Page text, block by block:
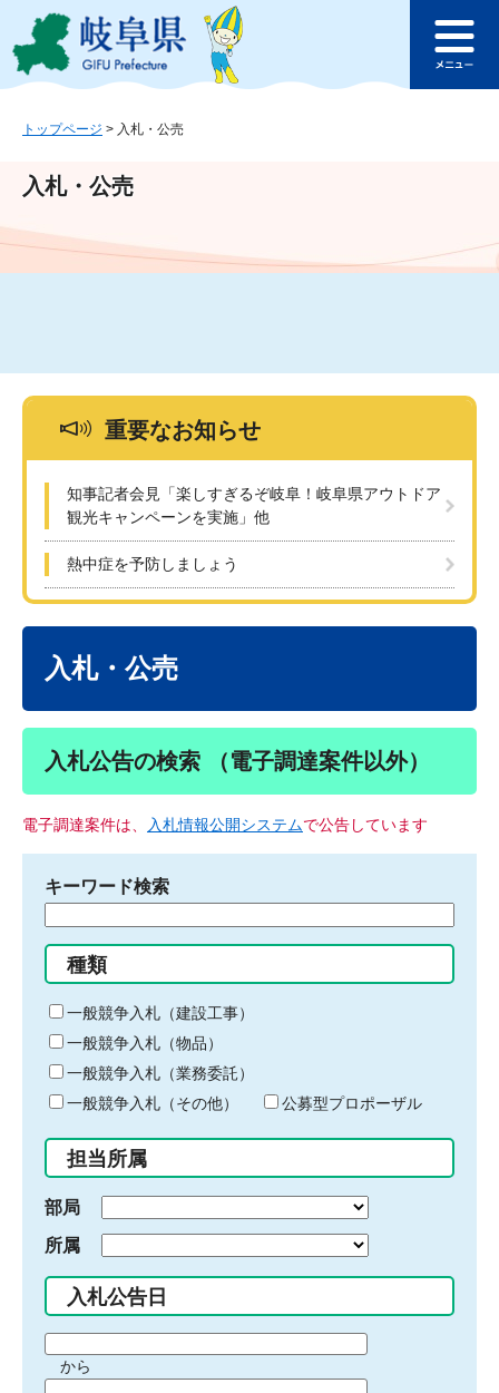
ジ
ュ
文
このページの本文へ
ュ
トップページ > 入札・公売
入札・公売
重要なお知らせ
知事記者会見「楽しすぎるぞ岐阜！岐阜県アウトドア
観光キャンペーンを実施」他
熱中症を予防しましょう
入札・公売
入札公告の検索 （電子調達案件以外）
電子調達案件は、 入札情報公開システムで公告しています
キーワード検索
る
キ
ー
ワ
ー
ド
入
力
種類
一般競争入札（建設工事）
一般競争入札（物品）
一般競争入札（業務委託）
一般競争入札（その他）
公募型プロポーザル
担当所属
部局
所属
入札公告日
間から